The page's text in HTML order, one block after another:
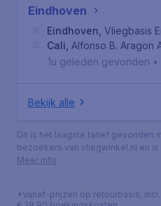
Eindhoven
Eindhoven Vliegbasis
Cali Alfonso B. Aragon
1u geleden gevonden •
Bekijk alle
Dit is het laagste tarief gevonden
bezoekers van vliegwinkel.nl en
Meer info
*Vanaf-prijzen op retourbasis,